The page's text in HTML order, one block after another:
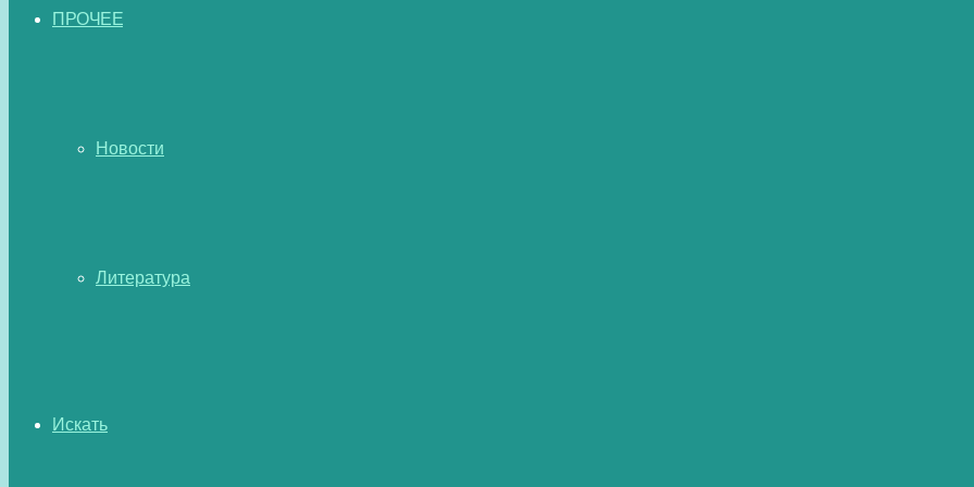
ПРОЧЕЕ
Новости
Литература
Искать